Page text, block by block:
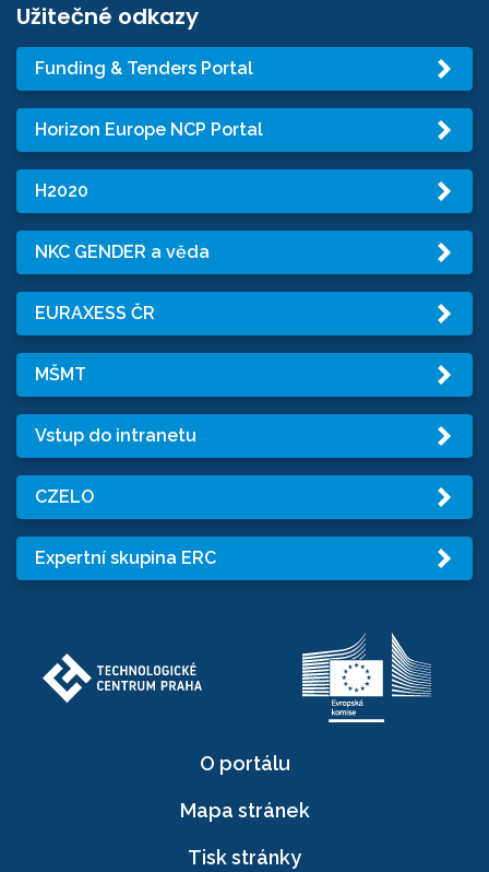
Užitečné odkazy
Funding & Tenders Portal
Horizon Europe NCP Portal
H2020
NKC GENDER a věda
EURAXESS ČR
MŠMT
Vstup do intranetu
CZELO
Expertní skupina ERC
O portálu
Mapa stránek
Tisk stránky